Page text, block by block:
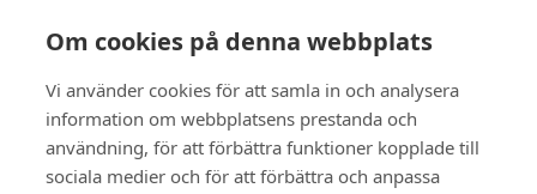
Om cookies på denna webbplats
Vi använder cookies för att samla in och analysera
information om webbplatsens prestanda och
användning, för att förbättra funktioner kopplade till
sociala medier och för att förbättra och anpassa
ÖPPETTIDER BUTIK:
Vardagar 8-17